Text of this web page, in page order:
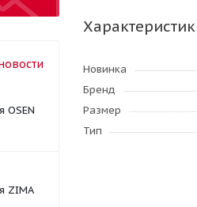
Новинка
Бренд
Размер
Тип
ZIMA